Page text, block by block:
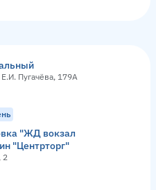
Пугачёва, 179А
"ЖД вокзал
"Центрторг"
2